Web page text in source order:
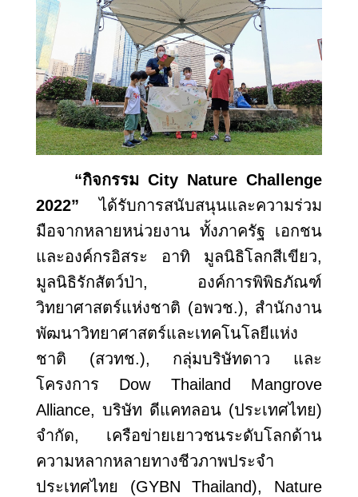
“กิจกรรม City Nature Challenge
2022” ได้รับการสนับสนุนและความร่วม
มือจากหลายหน่วยงาน ทั้งภาครัฐ เอกชน
และองค์กรอิสระ อาทิ มูลนิธิโลกสีเขียว,
มูลนิธิรักสัตว์ป่า, องค์การพิพิธภัณฑ์
วิทยาศาสตร์แห่งชาติ (อพวช.), สำนักงาน
พัฒนาวิทยาศาสตร์และเทคโนโลยีแห่ง
ชาติ (สวทช.), กลุ่มบริษัทดาว และ
โครงการ Dow Thailand Mangrove
Alliance, บริษัท ดีแคทลอน (ประเทศไทย)
จำกัด, เครือข่ายเยาวชนระดับโลกด้าน
ความหลากหลายทางชีวภาพประจำ
ประเทศไทย (GYBN Thailand), Nature